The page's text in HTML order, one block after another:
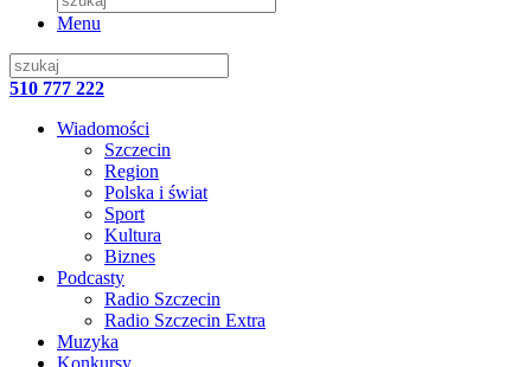
Menu
510 777 222
Wiadomości
Szczecin
Region
Polska i świat
Sport
Kultura
Biznes
Podcasty
Radio Szczecin
Radio Szczecin Extra
Muzyka